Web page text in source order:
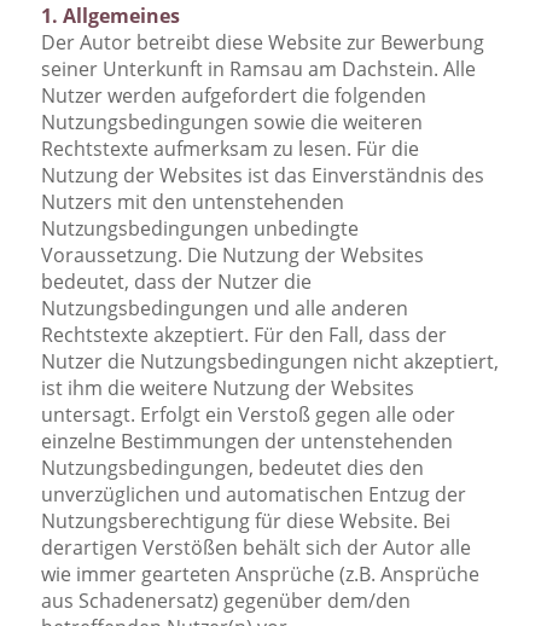
1. Allgemeines
Der Autor betreibt diese Website zur Bewerbung
seiner Unterkunft in Ramsau am Dachstein. Alle
Nutzer werden aufgefordert die folgenden
Nutzungsbedingungen sowie die weiteren
Rechtstexte aufmerksam zu lesen. Für die
Nutzung der Websites ist das Einverständnis des
Nutzers mit den untenstehenden
Nutzungsbedingungen unbedingte
Voraussetzung. Die Nutzung der Websites
bedeutet, dass der Nutzer die
Nutzungsbedingungen und alle anderen
Rechtstexte akzeptiert. Für den Fall, dass der
Nutzer die Nutzungsbedingungen nicht akzeptiert,
ist ihm die weitere Nutzung der Websites
untersagt. Erfolgt ein Verstoß gegen alle oder
einzelne Bestimmungen der untenstehenden
Nutzungsbedingungen, bedeutet dies den
unverzüglichen und automatischen Entzug der
Nutzungsberechtigung für diese Website. Bei
derartigen Verstößen behält sich der Autor alle
wie immer gearteten Ansprüche (z.B. Ansprüche
aus Schadenersatz) gegenüber dem/den